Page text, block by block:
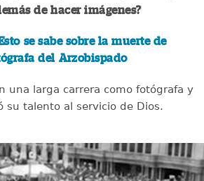
de hacer imágenes?
se sabe sobre la muerte de
del Arzobispado
una larga carrera como fotógrafa y
su talento al servicio de Dios.